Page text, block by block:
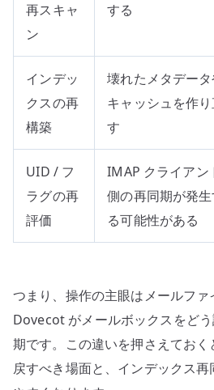
再スキャ
ン
する
インデッ
クスの再
構築
壊れたメタデー
キャッシュを作
す
UID / フ
ラグの再
評価
IMAP クライアン
側の再同期が発生
る可能性がある
つまり、操作の主眼はメールファ
Dovecot がメールボックスをど
期です。この違いを押さえてお
戻すべき場面と、インデックス